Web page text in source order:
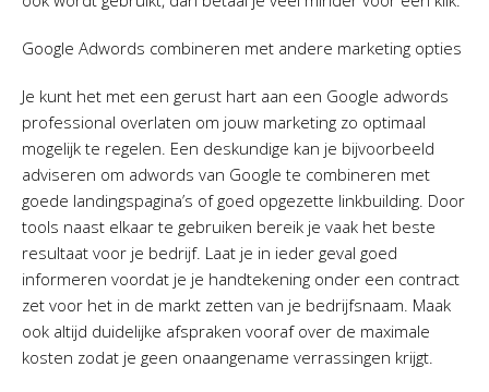
Google Adwords combineren met andere marketing opties
Je kunt het met een gerust hart aan een Google adwords
professional overlaten om jouw marketing zo optimaal
mogelijk te regelen. Een deskundige kan je bijvoorbeeld
adviseren om adwords van Google te combineren met
goede landingspagina’s of goed opgezette linkbuilding. Door
tools naast elkaar te gebruiken bereik je vaak het beste
resultaat voor je bedrijf. Laat je in ieder geval goed
informeren voordat je je handtekening onder een contract
zet voor het in de markt zetten van je bedrijfsnaam. Maak
ook altijd duidelijke afspraken vooraf over de maximale
kosten zodat je geen onaangename verrassingen krijgt.